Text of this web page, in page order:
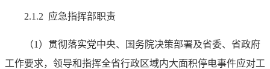
2.1.2 应急指挥部职责
（1）贯彻落实党中央、国务院决策部署及省委、省政府
工作要求，领导和指挥全省行政区域内大面积停电事件应对工